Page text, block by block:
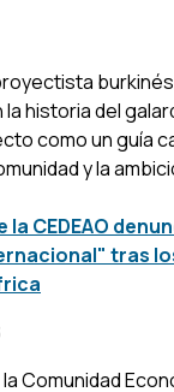
la historia del
como un guía
y la
la CEDEAO
tras
Comunidad